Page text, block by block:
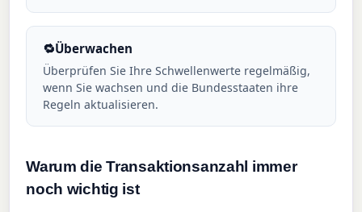
🔁Überwachen
Überprüfen Sie Ihre Schwellenwerte regelmäßig,
wenn Sie wachsen und die Bundesstaaten ihre
Regeln aktualisieren.
Warum die Transaktionsanzahl immer
noch wichtig ist